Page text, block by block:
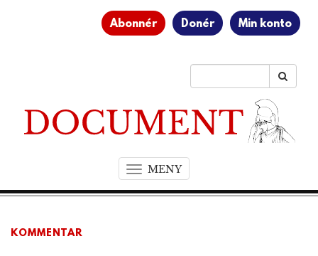
Abonnér Donér Min konto
MENYT
o
KOMMENTAR